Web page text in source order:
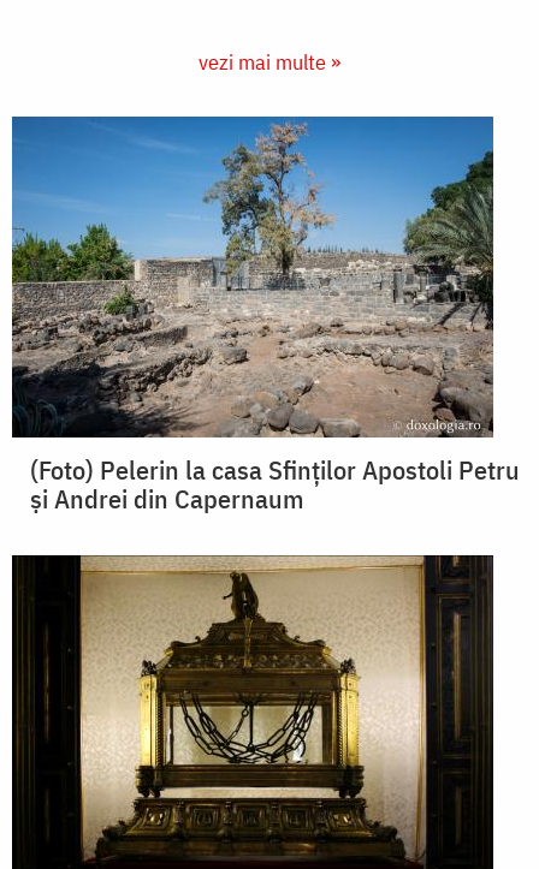
vezi mai multe »
(Foto) Pelerin la casa Sfinților Apostoli Petru
și Andrei din Capernaum